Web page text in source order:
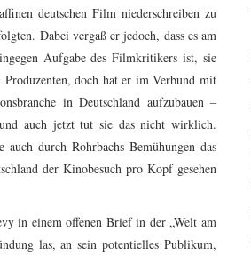
deutschen Film niederschreiben zu
Dabei vergaß er jedoch, dass es am
Aufgabe des Filmkritikers ist, sie
doch hat er im Verbund mit
in Deutschland aufzubauen –
auch jetzt tut sie das nicht wirklich.
durch Rohrbachs Bemühungen das
der Kinobesuch pro Kopf gesehen
in einem offenen Brief in der „Welt am
las, an sein potentielles Publikum,